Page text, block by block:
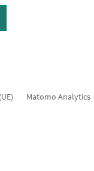
Matomo Analytics